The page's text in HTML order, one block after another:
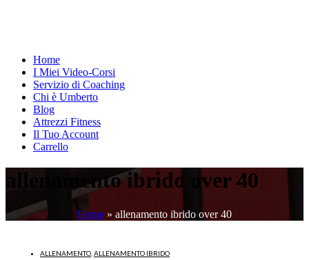
Home
I Miei Video-Corsi
Servizio di Coaching
Chi è Umberto
Blog
Attrezzi Fitness
Il Tuo Account
Carrello
allenamento ibrido over 40
Home » allenamento ibrido over 40
ALLENAMENTO ALLENAMENTO IBRIDO